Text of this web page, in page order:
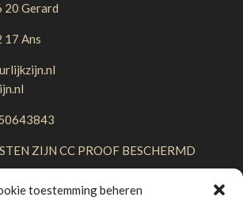
toestemming beheren
20 Gerard
17 Ans
ZIJN CC PROOF BESCHERMD